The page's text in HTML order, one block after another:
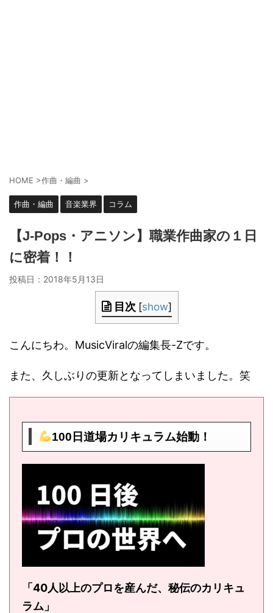
HOME >作曲・編曲 >
作曲・編曲 音楽業界 コラム
【J-Pops・アニソン】職業作曲家の１日
に密着！！
投稿日： 2018年5月13日
目次 [show]
こんにちわ。MusicViralの編集長-Zです。
また、久しぶりの更新となってしまいました。笑
100日道場カリキュラム始動！
「40人以上のプロを産んだ、秘伝のカリキュ
ラム」